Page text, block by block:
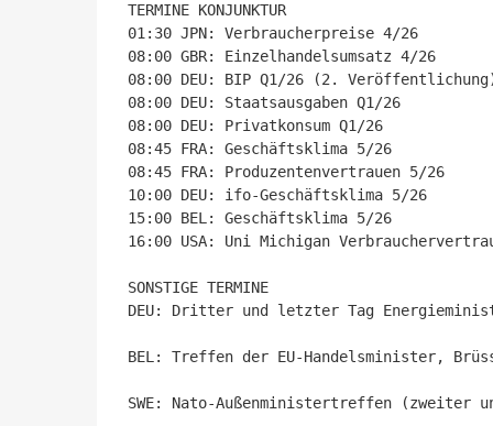
TERMINE KONJUNKTUR
01:30 JPN: Verbraucherpreise 4/26
08:00 GBR: Einzelhandelsumsatz 4/26
08:00 DEU: BIP Q1/26 (2.
08:00 DEU: Staatsausgaben Q1/26
08:00 DEU: Privatkonsum Q1/26
08:45 FRA: Geschäftsklima 5/26
08:45 FRA: Produzentenvertrauen 5/26
10:00 DEU: ifo-Geschäftsklima 5/26
15:00 BEL: Geschäftsklima 5/26
16:00 USA: Uni Michigan
SONSTIGE TERMINE
DEU: Dritter und letzter Tag
BEL: Treffen der EU-Handelsminister,
SWE: Nato-Außenministertreffen (zweiter